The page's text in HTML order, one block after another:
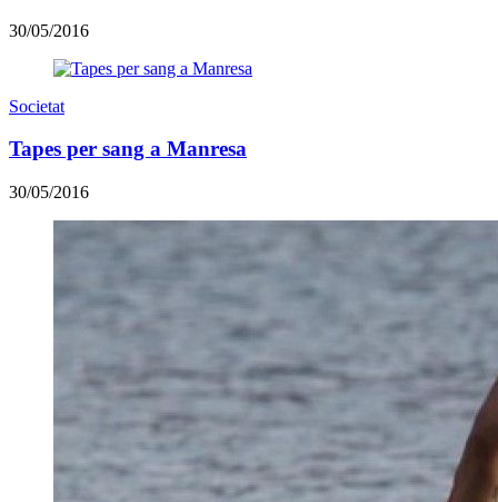
30/05/2016
Societat
Tapes per sang a Manresa
30/05/2016